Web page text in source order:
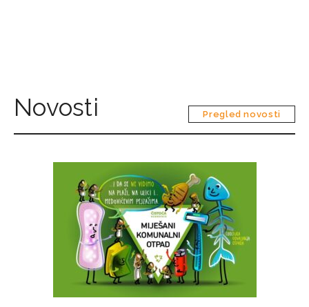
Novosti Pregled novosti